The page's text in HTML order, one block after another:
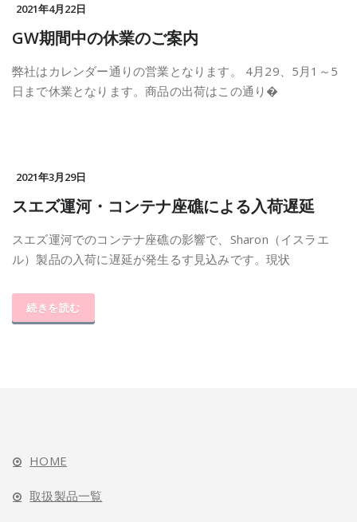
2021年4月22日
GW期間中の休業のご案内
弊社はカレンダー通りの営業となります。 4月29、5月1～5
日まで休業となります。商品の出荷はこの通り�
2021年3月29日
スエズ運河・コンテナ座礁による入荷遅延
スエズ運河でのコンテナ座礁の影響で、Sharon（イスラエ
ル）製品の入荷に遅延が発生るす見込みです。現状
続きを読む
HOME
取扱製品一覧